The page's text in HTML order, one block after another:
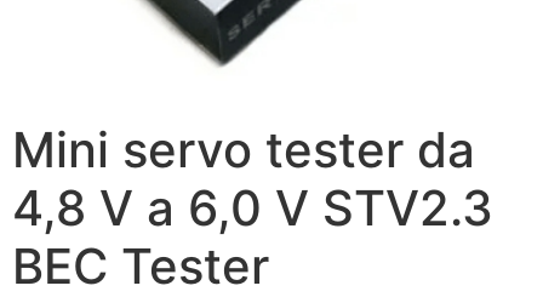
Mini servo tester da
4,8 V a 6,0 V STV2.3
BEC Tester